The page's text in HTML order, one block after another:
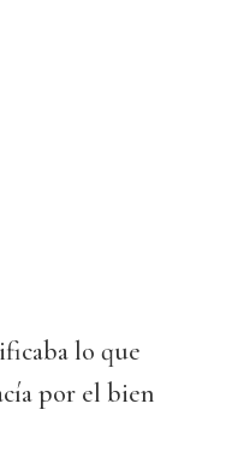
lo que
por el bien